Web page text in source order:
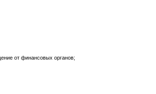
от финансовых органов;